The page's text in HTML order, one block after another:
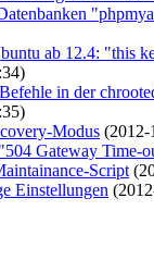
ab 12.4: "this
in der
Modus (2012-
Gateway Time-
Script
Einstellungen